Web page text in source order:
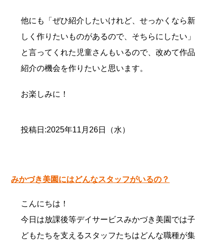
他にも「ぜひ紹介したいけれど、せっかくなら新
しく作りたいものがあるので、そちらにしたい」
と言ってくれた児童さんもいるので、改めて作品
紹介の機会を作りたいと思います。
お楽しみに！
投稿日:2025年11月26日（水）
みかづき美園にはどんなスタッフがいるの？
こんにちは！
今日は放課後等デイサービスみかづき美園では子
どもたちを支えるスタッフたちはどんな職種が集